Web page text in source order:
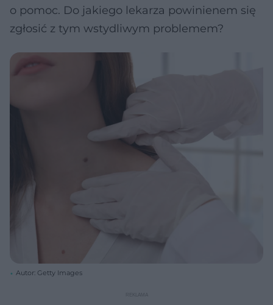
o pomoc. Do jakiego lekarza powinienem się
zgłosić z tym wstydliwym problemem?
Autor: Getty Images